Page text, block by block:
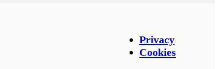
Privacy en countries
Privacy
Cookies